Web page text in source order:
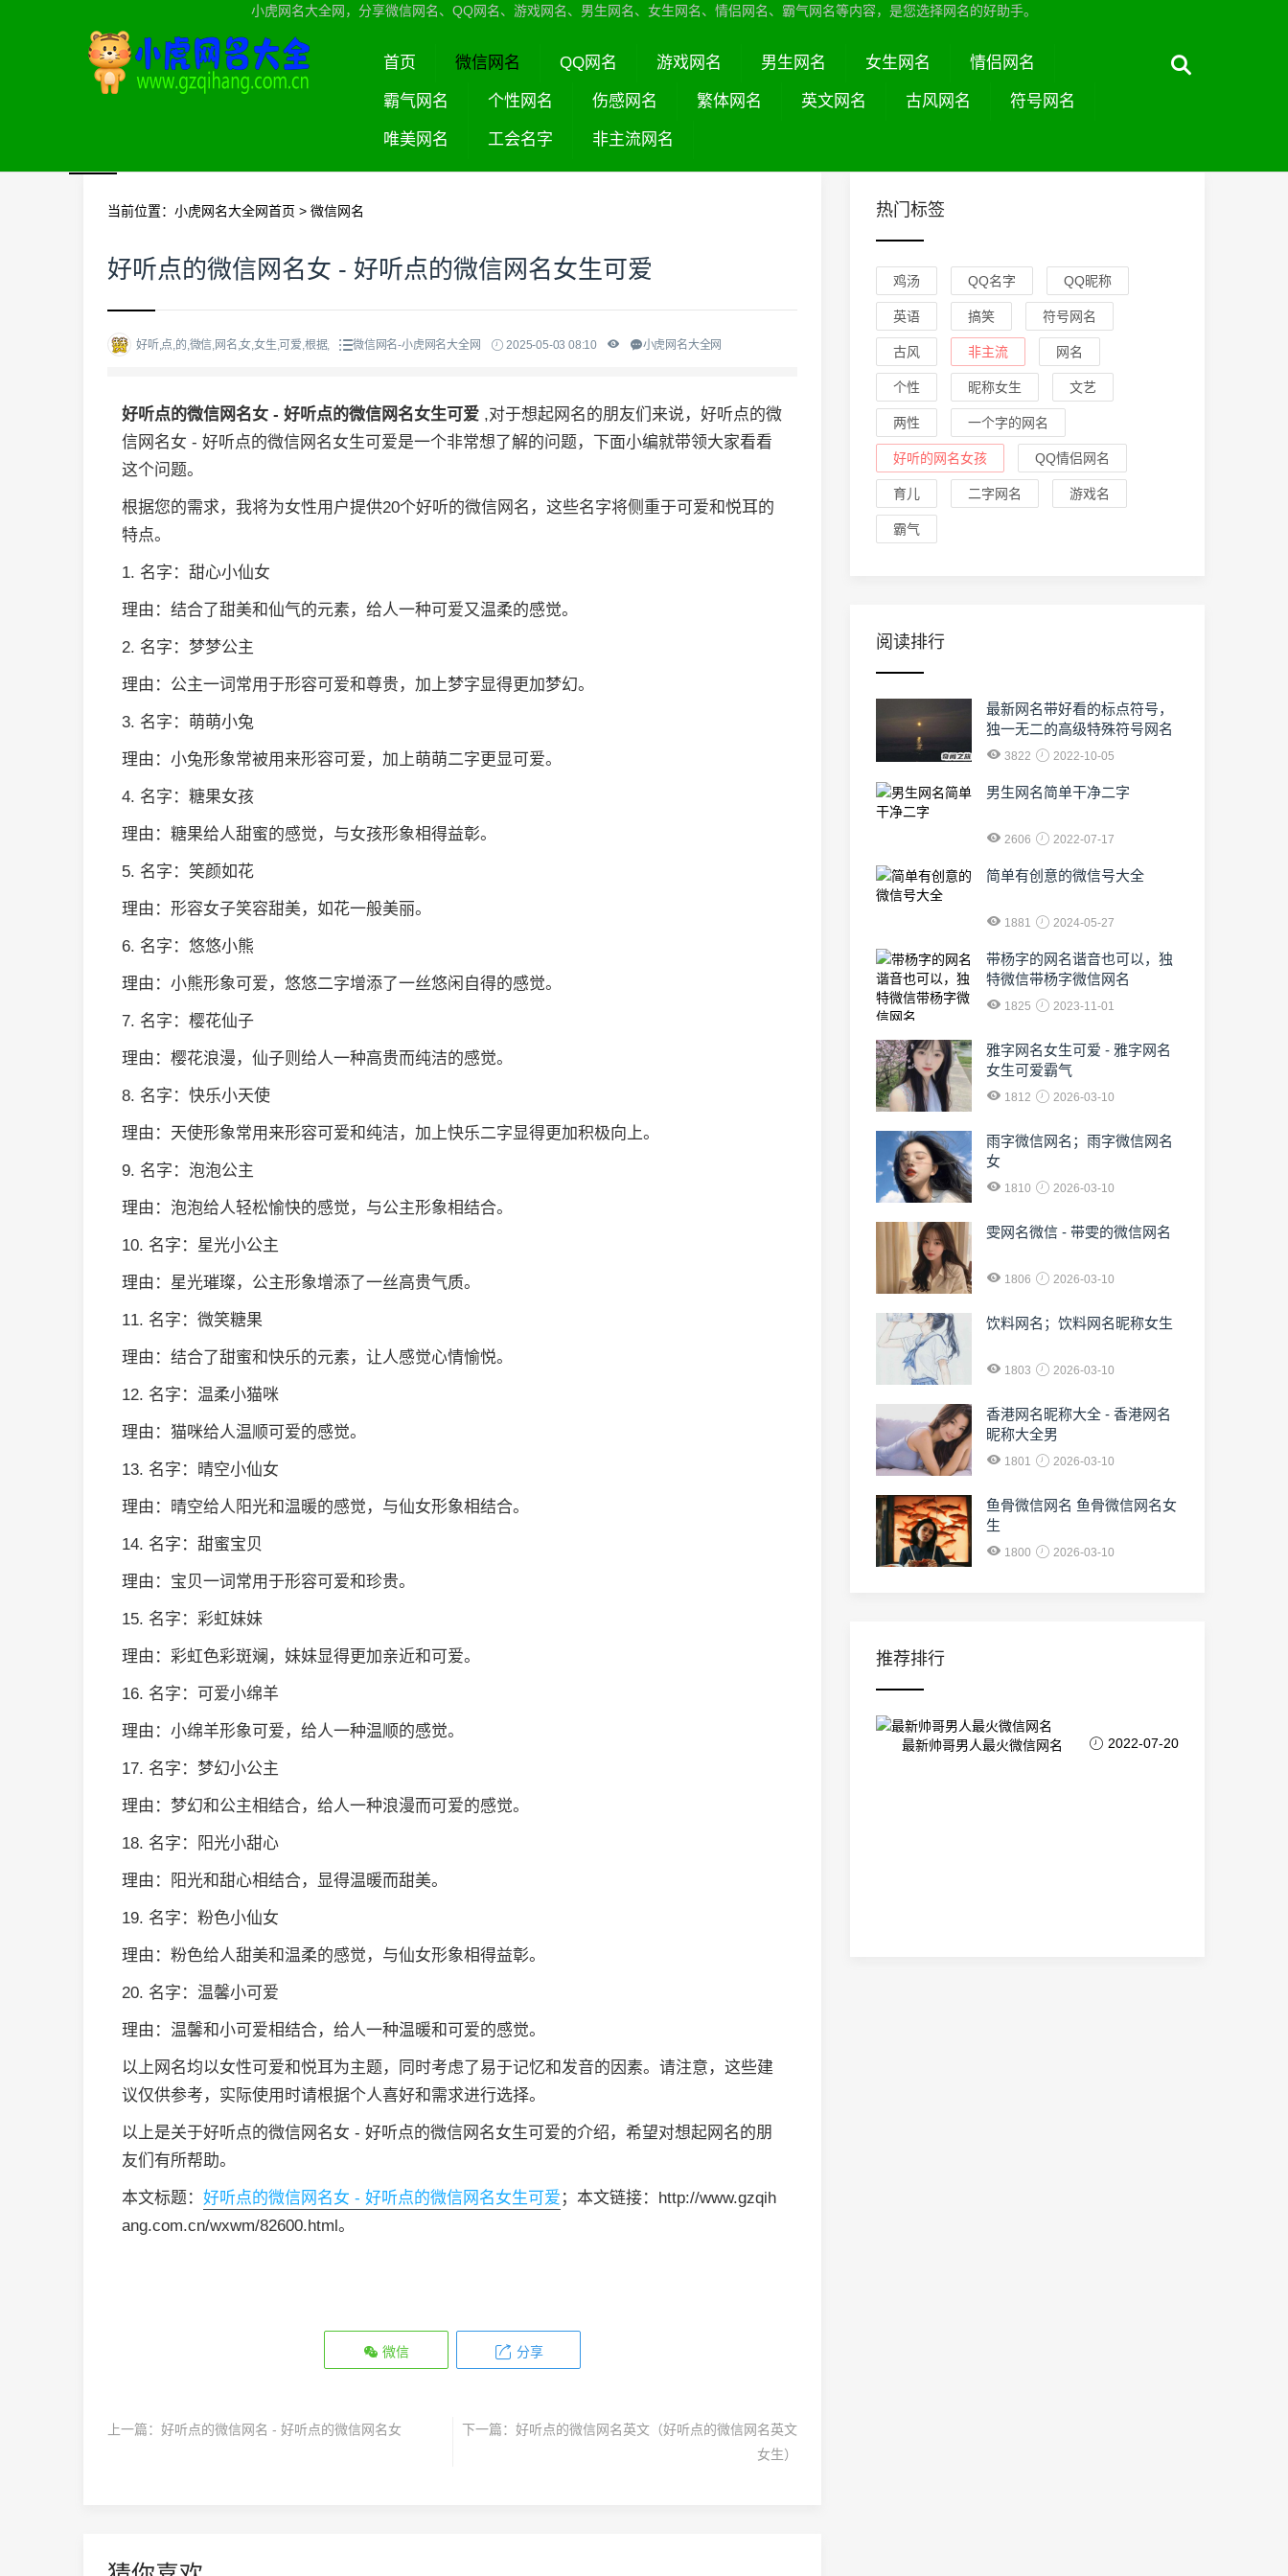
小虎网名大全网，分享微信网名、QQ网名、游戏网名、男生网名、女生网名、情侣网名、霸气网名等内容，是您选择网名的好助手。
首页 微信网名 QQ网名 游戏网名 男生网名 女生网名 情侣网名
霸气网名 个性网名 伤感网名 繁体网名 英文网名 古风网名 符号网名
唯美网名 工会名字 非主流网名
当前位置： 小虎网名大全网首页 > 微信网名
好听点的微信网名女 - 好听点的微信网名女生可爱
好听,点,的,微信,网名,女,女生,可爱,根据, 微信网名-小虎网名大全网 2025-05-03 08:10 小虎网名大全网
好听点的微信网名女 - 好听点的微信网名女生可爱 ,对于想起网名的朋友们来说，好听点的微
信网名女 - 好听点的微信网名女生可爱是一个非常想了解的问题，下面小编就带领大家看看
这个问题。
根据您的需求，我将为女性用户提供20个好听的微信网名，这些名字将侧重于可爱和悦耳的
特点。
1. 名字：甜心小仙女
理由：结合了甜美和仙气的元素，给人一种可爱又温柔的感觉。
2. 名字：梦梦公主
理由：公主一词常用于形容可爱和尊贵，加上梦字显得更加梦幻。
3. 名字：萌萌小兔
理由：小兔形象常被用来形容可爱，加上萌萌二字更显可爱。
4. 名字：糖果女孩
理由：糖果给人甜蜜的感觉，与女孩形象相得益彰。
5. 名字：笑颜如花
理由：形容女子笑容甜美，如花一般美丽。
6. 名字：悠悠小熊
理由：小熊形象可爱，悠悠二字增添了一丝悠闲自得的感觉。
7. 名字：樱花仙子
理由：樱花浪漫，仙子则给人一种高贵而纯洁的感觉。
8. 名字：快乐小天使
理由：天使形象常用来形容可爱和纯洁，加上快乐二字显得更加积极向上。
9. 名字：泡泡公主
理由：泡泡给人轻松愉快的感觉，与公主形象相结合。
10. 名字：星光小公主
理由：星光璀璨，公主形象增添了一丝高贵气质。
11. 名字：微笑糖果
理由：结合了甜蜜和快乐的元素，让人感觉心情愉悦。
12. 名字：温柔小猫咪
理由：猫咪给人温顺可爱的感觉。
13. 名字：晴空小仙女
理由：晴空给人阳光和温暖的感觉，与仙女形象相结合。
14. 名字：甜蜜宝贝
理由：宝贝一词常用于形容可爱和珍贵。
15. 名字：彩虹妹妹
理由：彩虹色彩斑斓，妹妹显得更加亲近和可爱。
16. 名字：可爱小绵羊
理由：小绵羊形象可爱，给人一种温顺的感觉。
17. 名字：梦幻小公主
理由：梦幻和公主相结合，给人一种浪漫而可爱的感觉。
18. 名字：阳光小甜心
理由：阳光和甜心相结合，显得温暖而甜美。
19. 名字：粉色小仙女
理由：粉色给人甜美和温柔的感觉，与仙女形象相得益彰。
20. 名字：温馨小可爱
理由：温馨和小可爱相结合，给人一种温暖和可爱的感觉。
以上网名均以女性可爱和悦耳为主题，同时考虑了易于记忆和发音的因素。请注意，这些建
议仅供参考，实际使用时请根据个人喜好和需求进行选择。
以上是关于好听点的微信网名女 - 好听点的微信网名女生可爱的介绍，希望对想起网名的朋
友们有所帮助。
本文标题： 好听点的微信网名女 - 好听点的微信网名女生可爱 ；本文链接：http://www.gzqih
ang.com.cn/wxwm/82600.html。
微信 分享
上一篇： 好听点的微信网名 - 好听点的微信网名女 下一篇： 好听点的微信网名英文（好听点的微信网名英文
女生）
热门标签
鸡汤 QQ名字 QQ昵称
英语 搞笑 符号网名
古风 非主流 网名
个性 昵称女生 文艺
两性 一个字的网名
好听的网名女孩 QQ情侣网名
育儿 二字网名 游戏名
霸气
阅读排行
最新网名带好看的标点符号，
独一无二的高级特殊符号网名
3822 2022-10-05
男生网名简单干净二字
2606 2022-07-17
简单有创意的微信号大全
1881 2024-05-27
​带杨字的网名谐音也可以，独
特微信带杨字微信网名
1825 2023-11-01
雅字网名女生可爱 - 雅字网名
女生可爱霸气
1812 2026-03-10
雨字微信网名；雨字微信网名
女
1810 2026-03-10
雯网名微信 - 带雯的微信网名
1806 2026-03-10
饮料网名；饮料网名昵称女生
1803 2026-03-10
香港网名昵称大全 - 香港网名
昵称大全男
1801 2026-03-10
鱼骨微信网名 鱼骨微信网名女
生
1800 2026-03-10
推荐排行
最新帅哥男人最火微信网名 2022-07-20